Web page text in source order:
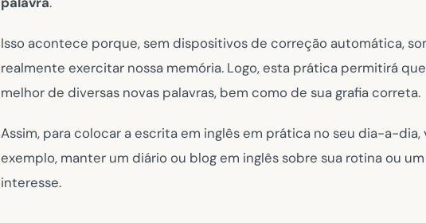
Isso acontece porque, sem dispositivos de correção automática,
realmente exercitar nossa memória. Logo, esta prática permitirá
melhor de diversas novas palavras, bem como de sua grafia correta.
Assim, para colocar a escrita em inglês em prática no seu dia-a-
exemplo, manter um diário ou blog em inglês sobre sua rotina ou
interesse.